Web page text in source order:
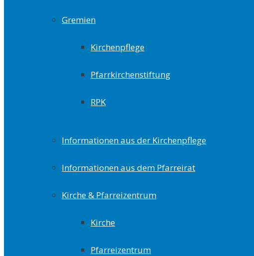
Gremien
Kirchenpflege
Pfarrkirchenstiftung
RPK
Informationen aus der Kirchenpflege
Informationen aus dem Pfarreirat
Kirche & Pfarreizentrum
Kirche
Pfarreizentrum